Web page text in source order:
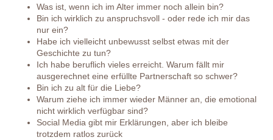
Was ist, wenn ich im Alter immer noch allein bin?
Bin ich wirklich zu anspruchsvoll - oder rede ich mir das
nur ein?
Habe ich vielleicht unbewusst selbst etwas mit der
Geschichte zu tun?
Ich habe beruflich vieles erreicht. Warum fällt mir
ausgerechnet eine erfüllte Partnerschaft so schwer?
Bin ich zu alt für die Liebe?
Warum ziehe ich immer wieder Männer an, die emotional
nicht wirklich verfügbar sind?
Social Media gibt mir Erklärungen, aber ich bleibe
trotzdem ratlos zurück